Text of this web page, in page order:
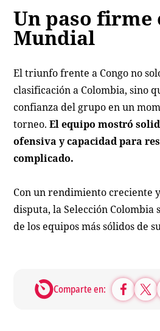
Un paso firme
Mundial
El triunfo frente a Congo no
clasificación a Colombia, sino
confianza del grupo en un
torneo.El equipo mostró
ofensiva y capacidad para
complicado.
Con un rendimiento creciente
disputa, la Selección Colombia
de los equipos más sólidos de
Comparte en: